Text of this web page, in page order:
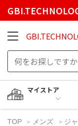
マイストア
TOP メンズ ジ